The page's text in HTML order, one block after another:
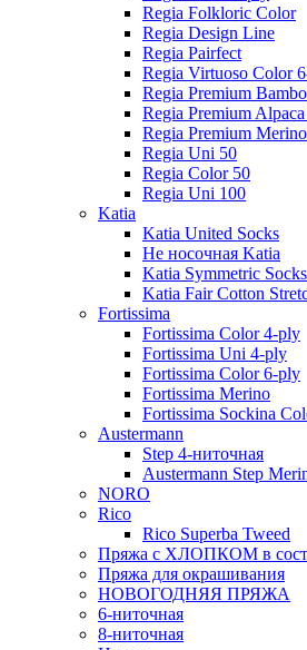
Regia Folkloric Color
Regia Design Line
Regia Pairfect
Regia Virtuoso Color
Regia Premium
Regia Premium
Regia Premium
Regia Uni 50
Regia Color 50
Regia Uni 100
Katia
Katia United Socks
Не носочная Katia
Katia Symmetric
Katia Fair Cotton
Fortissima
Fortissima Color 4-ply
Fortissima Uni 4-ply
Fortissima Color 6-ply
Fortissima Merino
Fortissima Sockina
Austermann
Step 4-ниточная
Austermann Step
NORO
Rico
Rico Superba Tweed
Пряжа с ХЛОПКОМ в
Пряжа для окрашивания
НОВОГОДНЯЯ ПРЯЖА
6-ниточная
8-ниточная